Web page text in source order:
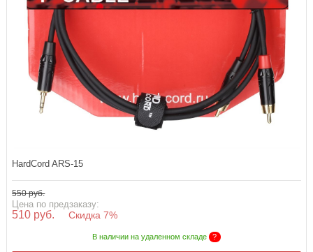
HardCord ARS-15
550 руб.
Цена по предзаказу:
510 руб. Скидка 7%
В наличии на удаленном складе ?